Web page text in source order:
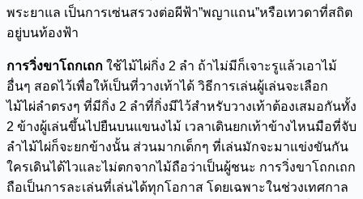
พระยาแล เป็นการเซ่นสรวงต่อผีฟ้า”พญาแถน”หรือเทวดาที่สถิต
อยู่บนท้องฟ้า
การวิ่งขาโถกเถก ใช้ไม้ไผ่กิ่ง 2 ลำ ถ้าไม่มีก็เจาะรูแล้วเอาไม้
อื่นๆ สอดไว้เพื่อให้เป็นที่วางเท้าได้ วิธีการเล่นผู้เล่นจะเลือก
ไม้ไผ่ลำตรงๆ ที่มีกิ่ง 2 ลำที่กิ่งมีไว้สำหรับวางเท้าต้องเสมอกันทั้ง
2 ข้างผู้เล่นขึ้นไปยืนบนแขนงไม้ เวลาเดินยกเท้าข้างไหนมือที่จับ
ลำไม้ไผ่ก็จะยกข้างนั้น ส่วนมากเด็กๆ ที่เล่นมักจะมาแข่งขันกัน
ใครเดินได้ไวและไม่ตกจากไม้ถือว่าเป็นผู้ชนะ การวิ่งขาโถกเถก
ถือเป็นการละเล่นที่เล่นได้ทุกโอกาส โดยเฉพาะในช่วงเทศกาล